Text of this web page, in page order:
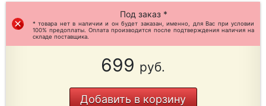
Под заказ *
* товара нет в наличии и он будет заказан, именно, для Вас при условии
100% предоплаты. Оплата производится после подтверждения наличия на
складе поставщика.
699 руб.
Добавить в корзину